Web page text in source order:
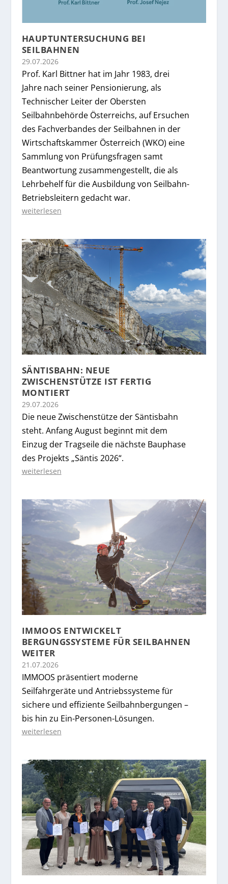
HAUPTUNTERSUCHUNG BEI
SEILBAHNEN
29.07.2026
Prof. Karl Bittner hat im Jahr 1983, drei
Jahre nach seiner Pensionierung, als
Technischer Leiter der Obersten
Seilbahnbehörde Österreichs, auf Ersuchen
des Fachverbandes der Seilbahnen in der
Wirtschaftskammer Österreich (WKO) eine
Sammlung von Prüfungsfragen samt
Beantwortung zusammengestellt, die als
Lehrbehelf für die Ausbildung von Seilbahn-
Betriebsleitern gedacht war.
weiterlesen
SÄNTISBAHN: NEUE
ZWISCHENSTÜTZE IST FERTIG
MONTIERT
29.07.2026
Die neue Zwischenstütze der Säntisbahn
steht. Anfang August beginnt mit dem
Einzug der Tragseile die nächste Bauphase
des Projekts „Säntis 2026“.
weiterlesen
IMMOOS ENTWICKELT
BERGUNGSSYSTEME FÜR SEILBAHNEN
WEITER
21.07.2026
IMMOOS präsentiert moderne
Seilfahrgeräte und Antriebssysteme für
sichere und effiziente Seilbahnbergungen –
bis hin zu Ein-Personen-Lösungen.
weiterlesen